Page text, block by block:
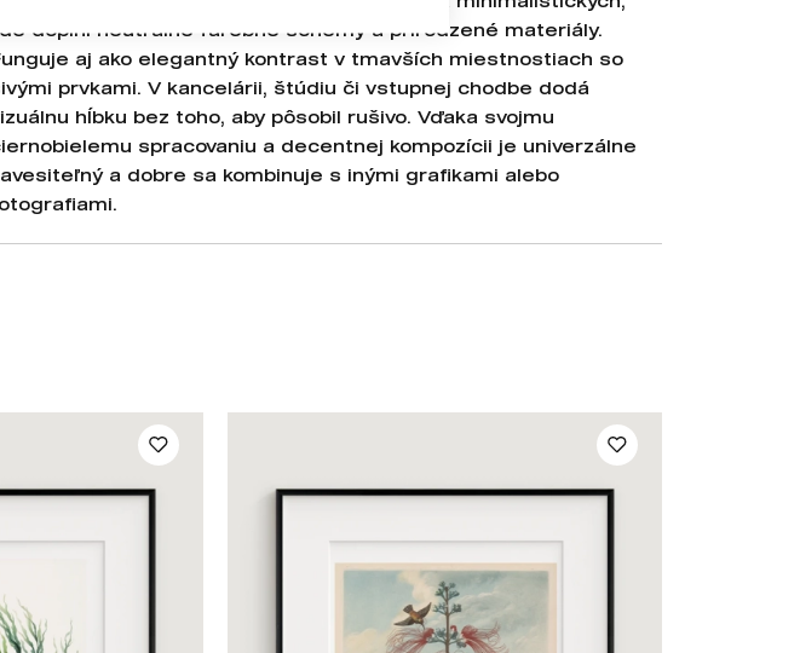
doplní neutrálne farebné schémy a prirodzené materiály.
aj ako elegantný kontrast v tmavších miestnostiach so
prvkami. V kancelárii, štúdiu či vstupnej chodbe dodá
hĺbku bez toho, aby pôsobil rušivo. Vďaka svojmu
spracovaniu a decentnej kompozícii je univerzálne
a dobre sa kombinuje s inými grafikami alebo